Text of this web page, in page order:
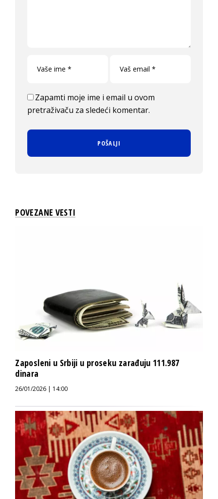
Zapamti moje ime i email u ovom
pretraživaču za sledeći komentar.
POVEZANE VESTI
Zaposleni u Srbiji u proseku zarađuju 111.987
dinara
26/01/2026 | 14:00